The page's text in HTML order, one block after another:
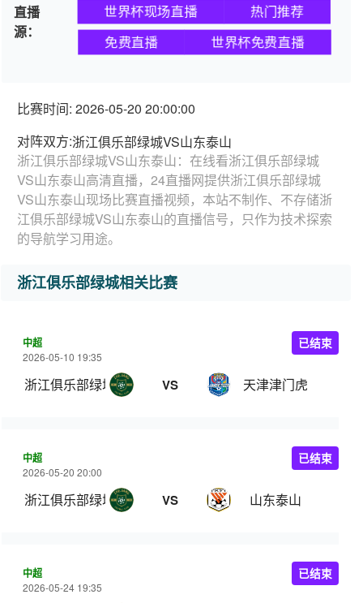
直播
源：
世界杯现场直播
热门推荐
免费直播
世界杯免费直播
比赛时间: 2026-05-20 20:00:00
对阵双方:浙江俱乐部绿城VS山东泰山
浙江俱乐部绿城VS山东泰山：在线看浙江俱乐部绿城
VS山东泰山高清直播，24直播网提供浙江俱乐部绿城
VS山东泰山现场比赛直播视频，本站不制作、不存储浙
江俱乐部绿城VS山东泰山的直播信号，只作为技术探索
的导航学习用途。
浙江俱乐部绿城相关比赛
中超
2026-05-10 19:35
浙江俱乐部绿城 VS 天津津门虎
已结束
中超
2026-05-20 20:00
浙江俱乐部绿城 VS 山东泰山
已结束
中超
2026-05-24 19:35
已结束